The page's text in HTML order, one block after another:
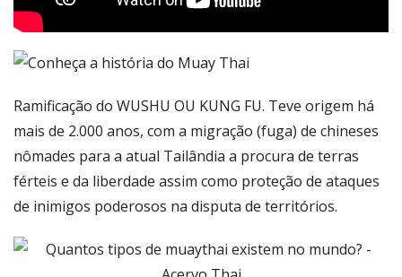
Ramificação do WUSHU OU KUNG FU. Teve origem há
mais de 2.000 anos, com a migração (fuga) de chineses
nômades para a atual Tailândia a procura de terras
férteis e da liberdade assim como proteção de ataques
de inimigos poderosos na disputa de territórios.